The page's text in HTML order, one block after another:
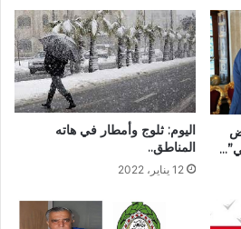
اليوم: ثلوج وأمطار في هاته
المناطق..
12 يناير، 2022